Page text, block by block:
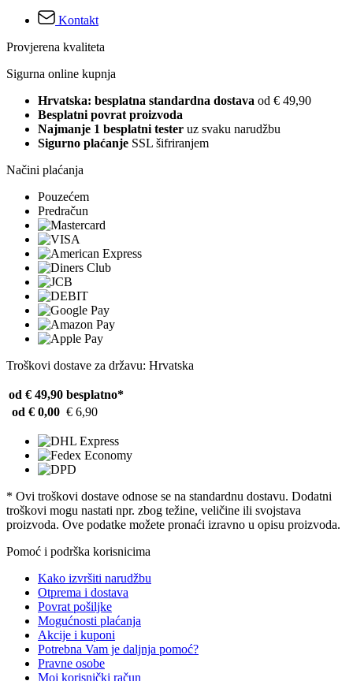
Kontakt
Provjerena kvaliteta
Sigurna online kupnja
Hrvatska: besplatna standardna dostava od € 49,90
Besplatni povrat proizvoda
Najmanje 1 besplatni tester uz svaku narudžbu
Sigurno plaćanje SSL šifriranjem
Načini plaćanja
Pouzećem
Predračun
Troškovi dostave za državu: Hrvatska
od € 49,90 besplatno*
od € 0,00 € 6,90
* Ovi troškovi dostave odnose se na standardnu ​​dostavu. Dodatni
troškovi mogu nastati npr. zbog težine, veličine ili svojstava
proizvoda. Ove podatke možete pronaći izravno u opisu proizvoda.
Pomoć i podrška korisnicima
Kako izvršiti narudžbu
Otprema i dostava
Povrat pošiljke
Mogućnosti plaćanja
Akcije i kuponi
Potrebna Vam je daljnja pomoć?
Pravne osobe
Moj korisnički račun